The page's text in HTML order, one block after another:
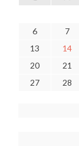
6
7
13
14
20
21
27
28